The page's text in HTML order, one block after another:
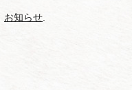
お知らせ